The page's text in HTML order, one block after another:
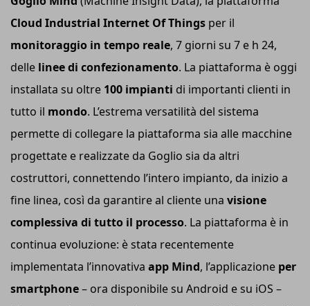
Cloud Industrial Internet Of Things per il
monitoraggio in tempo reale, 7 giorni su 7 e h 24,
delle linee di confezionamento. La piattaforma è oggi
installata su oltre 100 impianti di importanti clienti in
tutto il mondo. L’estrema versatilità del sistema
permette di collegare la piattaforma sia alle macchine
progettate e realizzate da Goglio sia da altri
costruttori, connettendo l’intero impianto, da inizio a
fine linea, così da garantire al cliente una visione
complessiva di tutto il processo. La piattaforma è in
continua evoluzione: è stata recentemente
implementata l’innovativa app Mind, l’applicazione per
smartphone– ora disponibile su Android e su iOS –